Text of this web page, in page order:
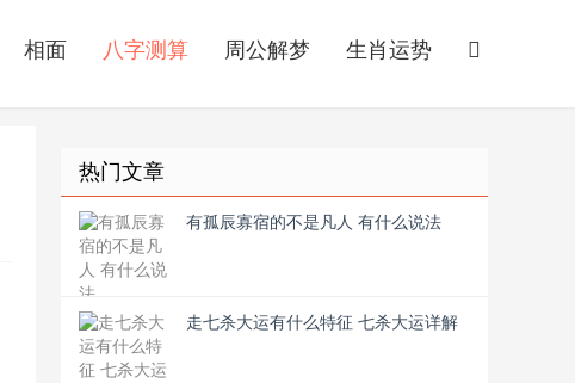
相面 八字测算 周公解梦 生肖运势
热门文章
有孤辰寡宿的不是凡人 有什么说法
走七杀大运有什么特征 七杀大运详解